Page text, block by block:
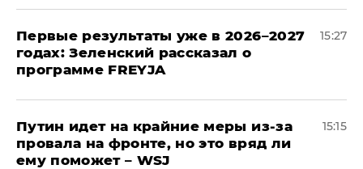
Первые результаты уже в 2026–2027
годах: Зеленский рассказал о
программе FREYJA
15:27
Путин идет на крайние меры из-за
провала на фронте, но это вряд ли
ему поможет – WSJ
15:15